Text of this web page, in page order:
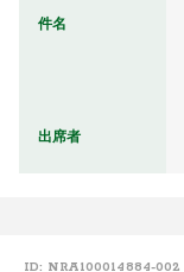
件名
出席者
ID: NRA100014884-002